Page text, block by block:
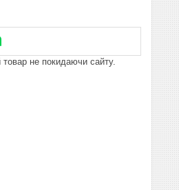
товар не покидаючи сайту.